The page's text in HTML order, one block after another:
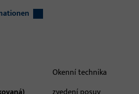
Okenní technika